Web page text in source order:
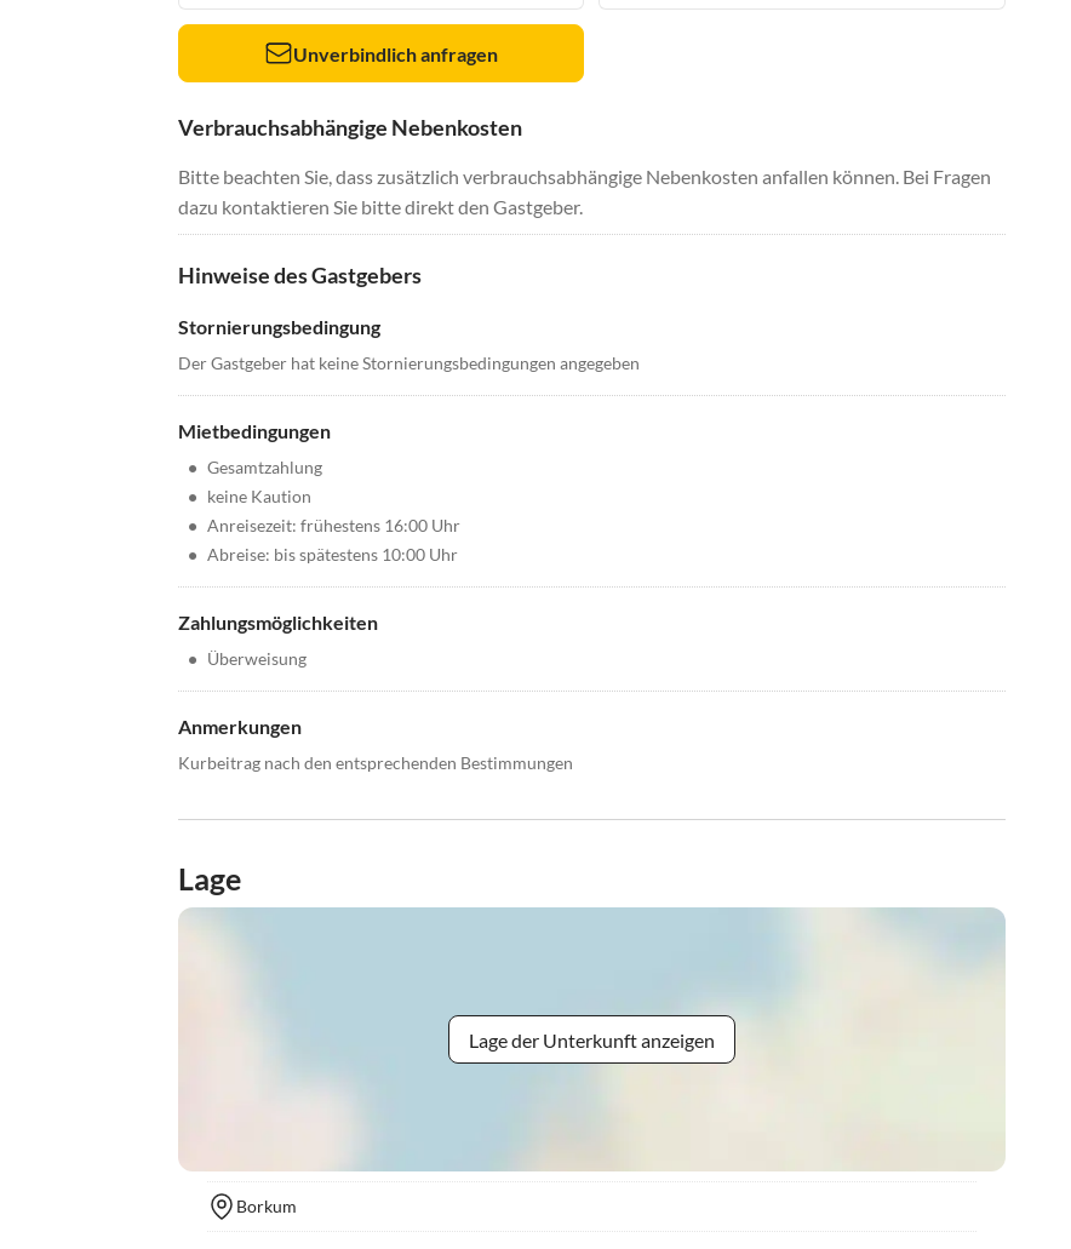
Unverbindlich anfragen
Verbrauchsabhängige Nebenkosten
Bitte beachten Sie, dass zusätzlich verbrauchsabhängige Nebenkosten anfallen können. Bei Fragen
dazu kontaktieren Sie bitte direkt den Gastgeber.
Hinweise des Gastgebers
Stornierungsbedingung
Der Gastgeber hat keine Stornierungsbedingungen angegeben
Mietbedingungen
• Gesamtzahlung
• keine Kaution
• Anreisezeit: frühestens 16:00 Uhr
• Abreise: bis spätestens 10:00 Uhr
Zahlungsmöglichkeiten
• Überweisung
Anmerkungen
Kurbeitrag nach den entsprechenden Bestimmungen
Lage
Lage der Unterkunft anzeigen
Borkum